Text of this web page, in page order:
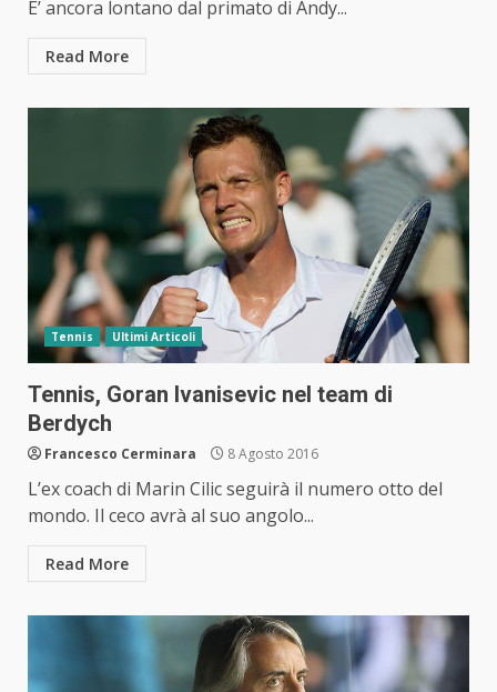
E’ ancora lontano dal primato di Andy...
Read More
Tennis Ultimi Articoli
Tennis, Goran Ivanisevic nel team di
Berdych
Francesco Cerminara 8 Agosto 2016
L’ex coach di Marin Cilic seguirà il numero otto del
mondo. Il ceco avrà al suo angolo...
Read More